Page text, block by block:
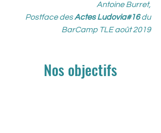
Antoine Burret,
Postface desActes Ludovia#16du
BarCamp TLE août 2019
Nos objectifs